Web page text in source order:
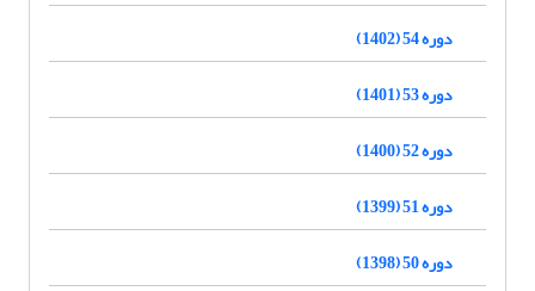
دوره 54 (1402)
دوره 53 (1401)
دوره 52 (1400)
دوره 51 (1399)
دوره 50 (1398)